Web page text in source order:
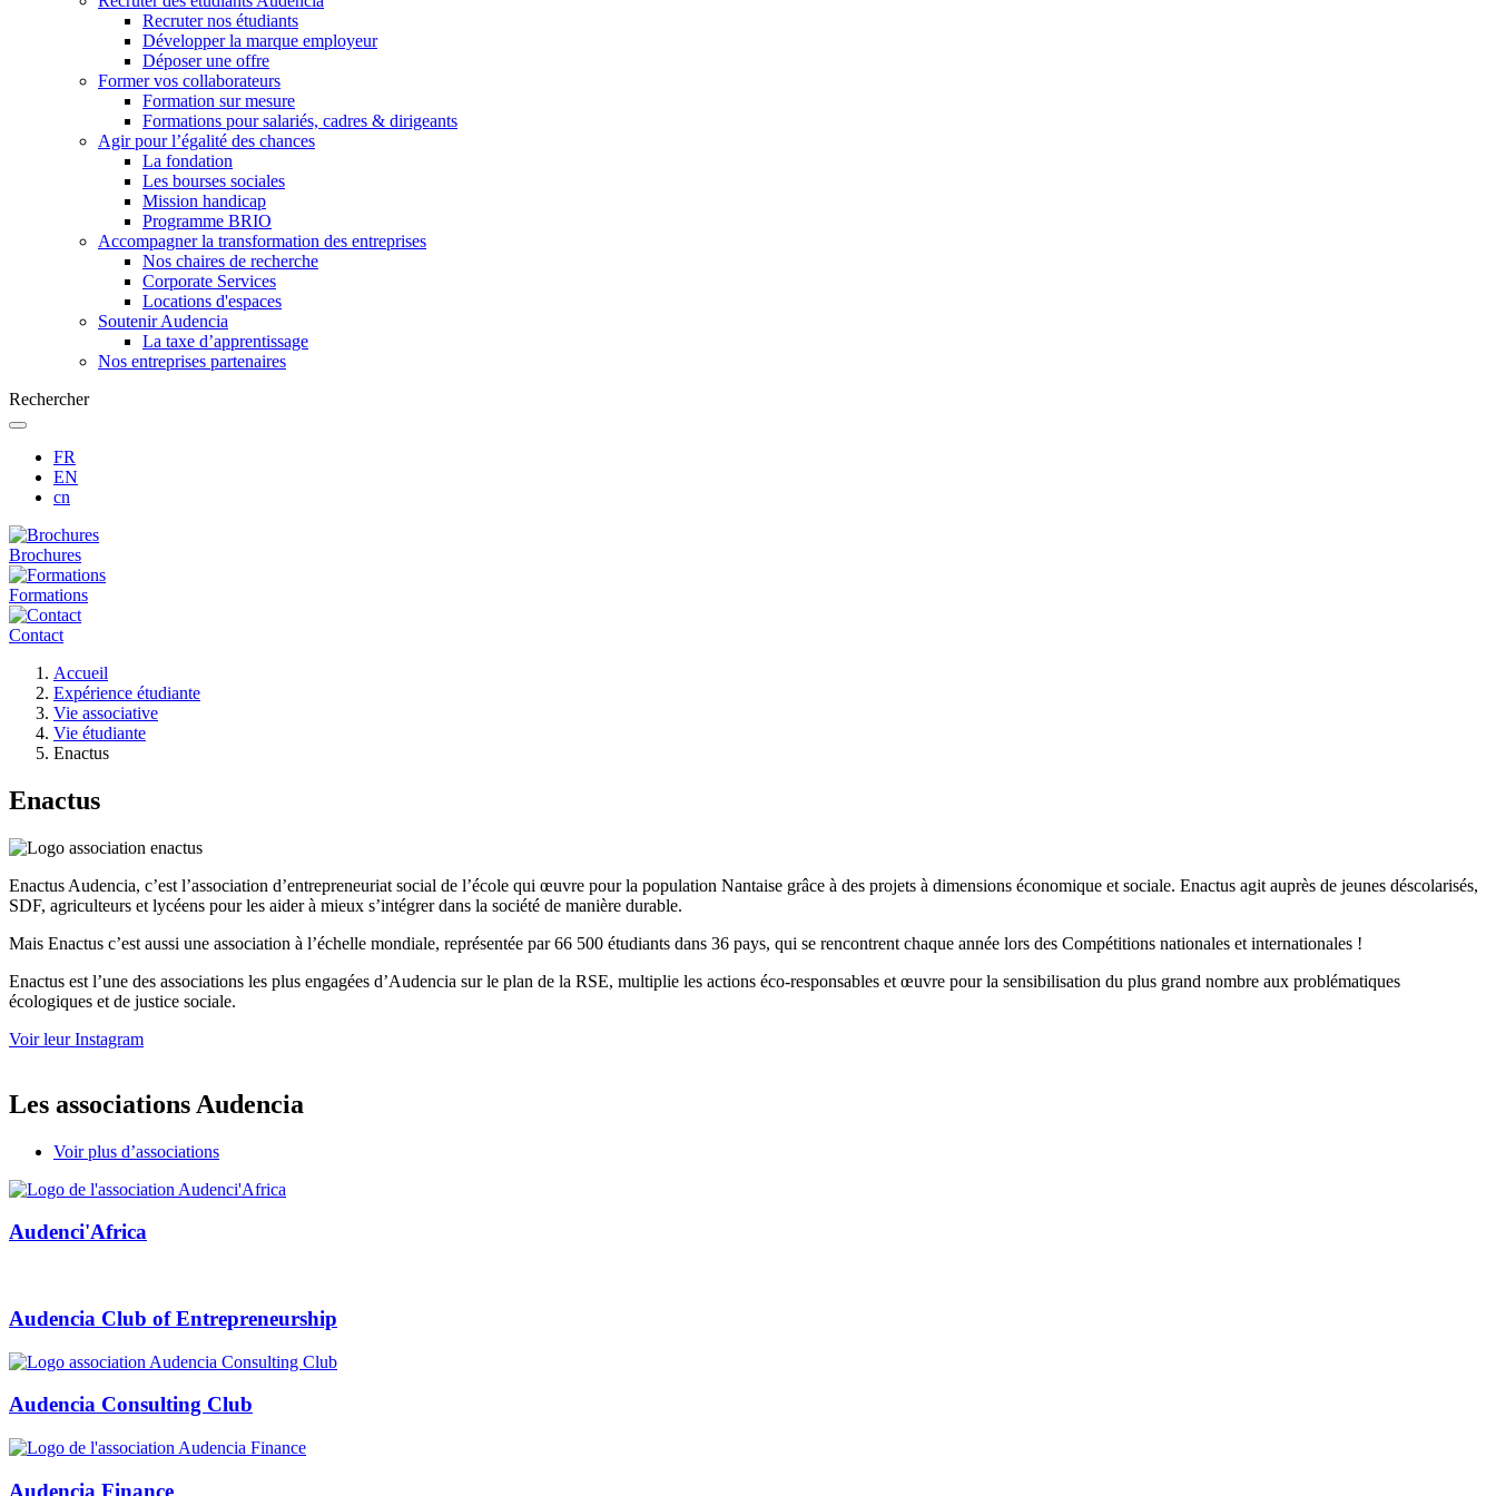
Recruter nos étudiants
Développer la marque employeur
Déposer une offre
Former vos collaborateurs
Formation sur mesure
Formations pour salariés, cadres & dirigeants
Agir pour l’égalité des chances
La fondation
Les bourses sociales
Mission handicap
Programme BRIO
Accompagner la transformation des entreprises
Nos chaires de recherche
Corporate Services
Locations d'espaces
Soutenir Audencia
La taxe d’apprentissage
Nos entreprises partenaires
Rechercher
FR
EN
cn
Brochures
Formations
Contact
d'Ariane
Accueil
Expérience étudiante
Vie associative
Vie étudiante
Enactus
Enactus
Enactus Audencia, c’est l’association d’entrepreneuriat social de l’école qui œuvre pour la population Nantaise grâce à des projets à dimensions économique et sociale. Enactus agit auprès de jeunes déscolarisés,
SDF, agriculteurs et lycéens pour les aider à mieux s’intégrer dans la société de manière durable.
Mais Enactus c’est aussi une association à l’échelle mondiale, représentée par 66 500 étudiants dans 36 pays, qui se rencontrent chaque année lors des Compétitions nationales et internationales !
Enactus est l’une des associations les plus engagées d’Audencia sur le plan de la RSE, multiplie les actions éco-responsables et œuvre pour la sensibilisation du plus grand nombre aux problématiques
écologiques et de justice sociale.
Voir leur Instagram
Les associations Audencia
Voir plus d’associations
Audenci'Africa
Audencia Club of Entrepreneurship
Audencia Consulting Club
Audencia Finance